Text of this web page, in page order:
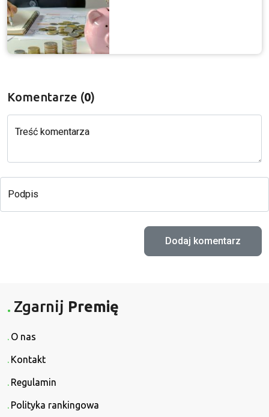
Komentarze (0)
Treść komentarza
Podpis
Zgarnij Premię
O nas
Kontakt
Regulamin
Polityka rankingowa